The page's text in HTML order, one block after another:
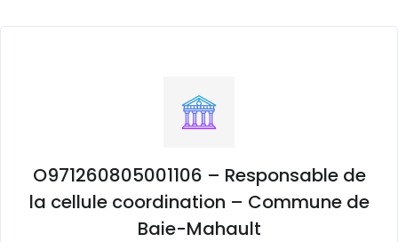
O971260805001106 – Responsable de
la cellule coordination – Commune de
Baie-Mahault